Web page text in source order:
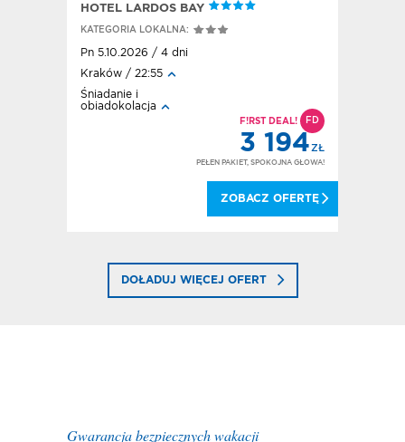
HOTEL LARDOS BAY
KATEGORIA LOKALNA:
Pn 5.10.2026 / 4 dni
Kraków / 22:55
Śniadanie i
obiadokolacja
F!RST DEAL! FD
3 194ZŁ
PEŁEN PAKIET, SPOKOJNA GŁOWA!
ZOBACZ OFERTĘ
DOŁADUJ WIĘCEJ OFERT
Gwarancja bezpiecznych wakacji